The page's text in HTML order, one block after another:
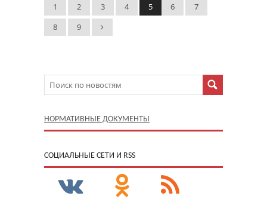
1 2 3 4 5 6
7
8
9
НОРМАТИВНЫЕ ДОКУМЕНТЫ
CОЦИАЛЬНЫЕ СЕТИ И RSS